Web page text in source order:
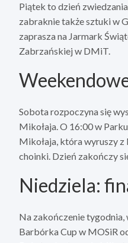
Piątek to dzień
zabraknie także sztuki w
zaprasza na Jarmark
Zabrzańskiej w DMiT.
Sobota rozpoczyna się
Mikołaja. O 16:00 w
Mikołaja, która wyruszy
choinki. Dzień zakończy
Niedziela:
Na zakończenie tygodnia,
Barbórka Cup w MOSiR